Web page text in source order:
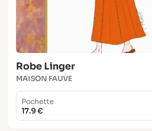
Robe Linger
MAISON FAUVE
Pochette
17.9 €